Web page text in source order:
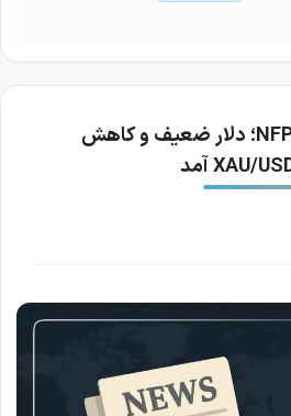
قیمت طلا در آستانه NFP؛ دلار ضعیف و کاهش